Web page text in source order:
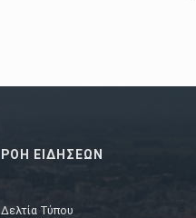
ΡΟΗ ΕΙΔΗΣΕΩΝ
Δελτία Τύπου